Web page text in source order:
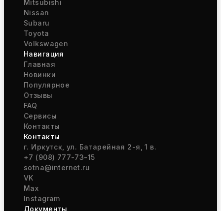
Mitsubishi
Nissan
Subaru
Toyota
Volkswagen
Навигация
Главная
Новинки
Популярное
Отзывы
FAQ
Сервисы
Контакты
Контакты
г. Иркутск, ул. Батарейная 2-я, 1 в.
+7 (908) 777-73-15
sotna@internet.ru
VK
Max
Instagram
Документы